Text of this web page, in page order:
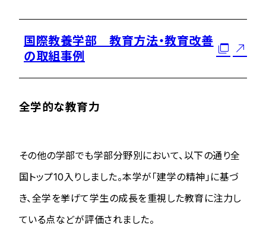
国際教養学部 教育方法・教育改善
の取組事例
全学的な教育力
その他の学部でも学部分野別において、以下の通り全
国トップ10入りしました。本学が「建学の精神」に基づ
き、全学を挙げて学生の成長を重視した教育に注力し
ている点などが評価されました。